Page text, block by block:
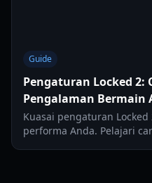
Guide
Pengaturan Locked
Pengalaman Bermain
Kuasai pengaturan
performa Anda. Pelajari